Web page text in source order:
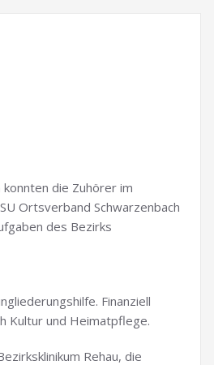
die Zuhörer im
Ortsverband Schwarzenbach
des Bezirks
Finanziell
Kultur und Heimatpflege.
Rehau, die